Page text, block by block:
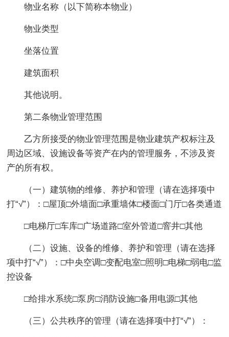
物业名称（以下简称本物业）
物业类型
坐落位置
建筑面积
其他说明。
第二条物业管理范围
乙方所接受的物业管理范围是物业建筑产权标注及
周边区域、设施设备等资产在内的管理服务，不涉及资
产的所有权。
（一）建筑物的维修、养护和管理（请在选择项中
打“√”）：□屋顶□外墙面□承重墙体□楼面□门厅□各类通道
□电梯厅□车库□广场道路□室外管道□窨井□其他
（二）设施、设备的维修、养护和管理（请在选择
项中打“√”）：□中央空调□变配电室□照明□电梯□弱电□监
控设备
□给排水系统□泵房□消防设施□备用电源□其他
（三）公共秩序的管理（请在选择项中打“√”）：